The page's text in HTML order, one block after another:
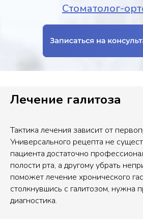
Стоматолог-
Лечение галитоза
Тактика лечения зависит от
Универсального рецепта не
пациента достаточно
полости рта, а другому убрать
поможет лечение хронического
столкнувшись с галитозом, нужна
диагностика.